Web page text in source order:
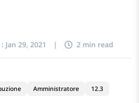
PDF
Jan 29, 2021 | 2 min read
Amministratore
12.3